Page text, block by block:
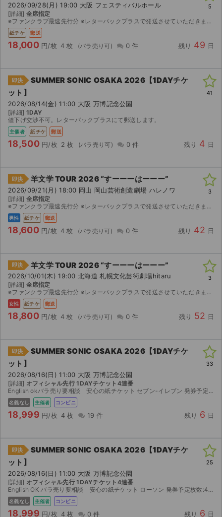
2026/09/28(月) 19:00 大阪 フェスティバルホール
[詳細] 全席指定
※ファンクラブ最速先行分 ※レターパックプラスで発送させていただきます。
紙チケ 郵送
18,000 円/枚 4 枚 0 件 残り 49 日
5
即決
SUMMER SONIC OSAKA 2026【1DAYチケ
ット】
2026/08/14(金) 11:00 大阪 万博記念公園
[詳細] 1DAY
値下げ交渉不可。レターパックプラスにて郵送します。
主催者 紙チケ 郵送
18,500 円/枚 2 枚 0 件 残り 4 日
41
即決 羊文学 TOUR 2026 “すーーーはーーー”
2026/09/21(月) 18:00 岡山 岡山芸術創造劇場 ハレノワ
[詳細] 全席指定
※ファンクラブ最速先行分 ※レターパックプラスで発送させていただきます。
男性 紙チケ 郵送
18,600 円/枚 4 枚 0 件 残り 42 日
3
即決 羊文学 TOUR 2026 “すーーーはーーー”
2026/10/01(木) 19:00 北海道 札幌文化芸術劇場hitaru
[詳細] 全席指定
※ファンクラブ最速先行分 ※レターパックプラスで発送させていただきます。
女性 紙チケ 郵送
18,800 円/枚 4 枚 0 件 残り 52 日
3
即決
SUMMER SONIC OSAKA 2026【1DAYチケ
ット】
2026/08/16(日) 11:00 大阪 万博記念公園
[詳細] オフィシャル先行 1DAYチケット4連番
English okバラ売り要相談 安心の紙チケット セブン-イレブン 発券予定枚数:4枚 2026/08/09(日) 14:00 ~ 2026/08/17(月) 21:00の間にお受取り...
名義なし 主催者 コンビニ
18,999 円/枚 4 枚 19 件 残り 6 日
33
即決
SUMMER SONIC OSAKA 2026【1DAYチケ
ット】
2026/08/16(日) 11:00 大阪 万博記念公園
[詳細] オフィシャル先行 1DAYチケット4連番
English OK バラ売り要相談 安心の紙チケット ローソン 発券予定枚数:4枚 2026/08/09(日) 14:00 ~ 2026/08/17(月) 21:00の間にお受取りく...
名義なし 主催者 コンビニ
18,999 円/枚 4 枚 0 件 残り 6 日
25